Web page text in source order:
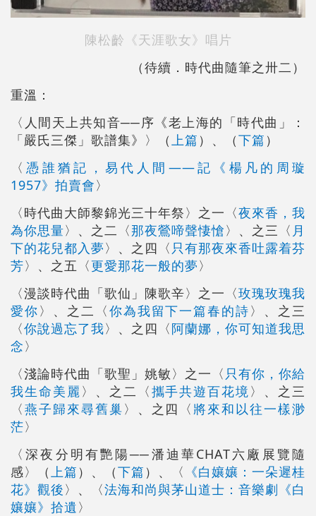
陳松齡《天涯歌女》唱片
（待續．時代曲隨筆之卅二）
重溫：
〈人間天上共知音──序《老上海的「時代曲」：
「嚴氏三傑」歌譜集》〉（ 上篇 ）、（下篇 ）
〈 憑誰猶記，易代人間――記《楊凡的周璇
1957》拍賣會〉
〈時代曲大師黎錦光三十年祭〉之一〈夜來香，我
為你思量〉、之二〈那夜鶯啼聲悽愴〉、之三〈 月
下的花兒都入夢〉、之四〈 只有那夜來香吐露着芬
芳〉、之五〈更愛那花一般的夢〉
〈漫談時代曲「歌仙」陳歌辛〉之一〈玫瑰玫瑰我
愛你〉、之二〈你為我留下一篇春的詩〉、之三
〈你說過忘了我〉、之四〈阿蘭娜，你可知道我思
念〉
〈淺論時代曲「歌聖」姚敏〉之一〈 只有你，你給
我生命美麗 〉、之二〈攜手共遊百花境〉、之三
〈燕子歸來尋舊巢〉、之四〈 將來和以往一樣渺
茫〉
〈深夜分明有艷陽──潘迪華CHAT六廠展覽隨
感〉（ 上篇 ）、（下篇 ）、〈 《白孃孃：一朵遲桂
花》觀後〉、〈法海和尚與茅山道士：音樂劇《白
孃孃》拾遺〉